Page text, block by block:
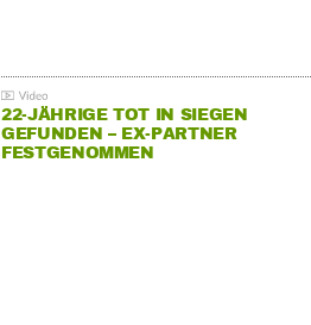
22-JÄHRIGE TOT IN SIEGEN
GEFUNDEN – EX-PARTNER
FESTGENOMMEN